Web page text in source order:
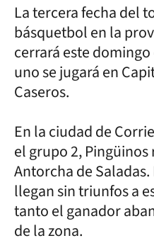
La tercera fecha del
básquetbol en la
cerrará este
uno se jugará en
Caseros.
En la ciudad de
el grupo 2,
Antorcha de
llegan sin triunfos a
tanto el ganador
de la zona.